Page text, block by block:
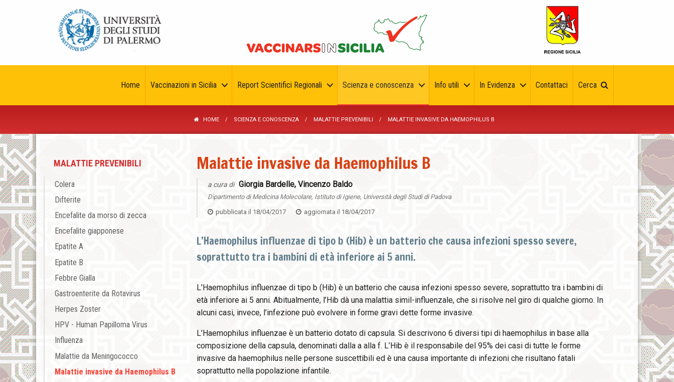
Home Vaccinazioni in Sicilia Report Scientifici Regionali Scienza e conoscenza Info utili In Evidenza Contattaci Cerca
HOME SCIENZA E CONOSCENZA MALATTIE PREVENIBILI MALATTIE INVASIVE DA HAEMOPHILUS B
MALATTIE PREVENIBILI
Colera
Difterite
Encefalite da morso di zecca
Encefalite giapponese
Epatite A
Epatite B
Febbre Gialla
Gastroenterite da Rotavirus
Herpes Zoster
HPV - Human Papilloma Virus
Influenza
Malattie da Meningococco
Malattie invasive da Haemophilus B
Malattie invasive da Haemophilus B
a cura di Giorgia Bardelle, Vincenzo Baldo
Dipartimento di Medicina Molecolare, Istituto di Igiene, Università degli Studi di Padova
pubblicata il 18/04/2017 aggiornata il 18/04/2017
L’Haemophilus influenzae di tipo b (Hib) è un batterio che causa infezioni spesso severe,
soprattutto tra i bambini di età inferiore ai 5 anni.
L’Haemophilus influenzae di tipo b (Hib) è un batterio che causa infezioni spesso severe, soprattutto tra i bambini di
età inferiore ai 5 anni. Abitualmente, l’Hib dà una malattia simil-influenzale, che si risolve nel giro di qualche giorno. In
alcuni casi, invece, l’infezione può evolvere in forme gravi dette forme invasive.
L’Haemophilus influenzae è un batterio dotato di capsula. Si descrivono 6 diversi tipi di haemophilus in base alla
composizione della capsula, denominati dalla a alla f. L’Hib è il responsabile del 95% dei casi di tutte le forme
invasive da haemophilus nelle persone suscettibili ed è una causa importante di infezioni che risultano fatali
soprattutto nella popolazione infantile.